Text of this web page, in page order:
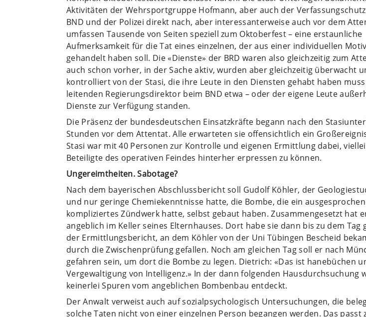
Aktivitäten der Wehrsportgruppe Hofmann, aber auch der
BND und der Polizei direkt nach, aber interessanterweise auch vor dem
umfassen Tausende von Seiten speziell zum Oktoberfest – eine erstaunliche
Aufmerksamkeit für die Tat eines einzelnen, der aus einer individuellen
gehandelt haben soll. Die «Dienste» der BRD waren also gleichzeitig zum
auch schon vorher, in der Sache aktiv, wurden aber gleichzeitig überwacht
kontrolliert von der Stasi, die ihre Leute in den Diensten gehabt haben
leitenden Regierungsdirektor beim BND etwa – oder der eigene Leute
Dienste zur Verfügung standen.
Die Präsenz der bundesdeutschen Einsatzkräfte begann nach den
Stunden vor dem Attentat. Alle erwarteten sie offensichtlich ein
Stasi war mit 40 Personen zur Kontrolle und eigenen Ermittlung dabei,
Beteiligte des operativen Feindes hinterher erpressen zu können.
Ungereimtheiten. Sabotage?
Nach dem bayerischen Abschlussbericht soll Gudolf Köhler, der
und nur geringe Chemiekenntnisse hatte, die Bombe, die ein ausgesprochen
kompliziertes Zündwerk hatte, selbst gebaut haben. Zusammengesetzt hat
angeblich im Keller seines Elternhauses. Dort habe sie dann bis zu dem Tag
der Ermittlungsbericht, an dem Köhler von der Uni Tübingen Bescheid
durch die Zwischenprüfung gefallen. Noch am gleichen Tag soll er nach
gefahren sein, um dort die Bombe zu legen. Dietrich: «Das ist hanebüchen
Vergewaltigung von Intelligenz.» In der dann folgenden Hausdurchsuchung
keinerlei Spuren vom angeblichen Bombenbau entdeckt.
Der Anwalt verweist auch auf sozialpsychologisch Untersuchungen, die
solche Taten nicht von einer einzelnen Person begangen werden. Das passt